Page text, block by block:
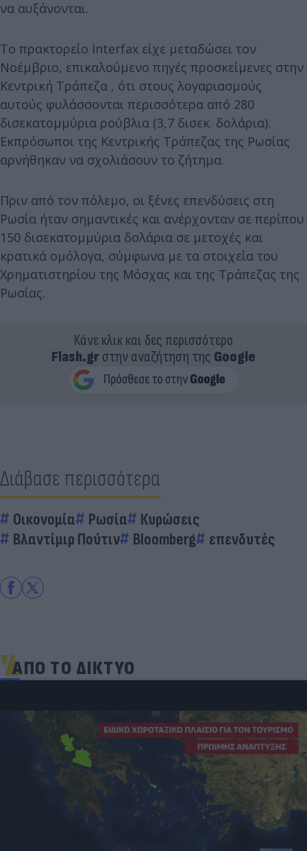
να αυξάνονται.
Το πρακτορείο Interfax είχε μεταδώσει τον
Νοέμβριο, επικαλούμενο πηγές προσκείμενες στην
Κεντρική Τράπεζα , ότι στους λογαριασμούς
αυτούς φυλάσσονται περισσότερα από 280
δισεκατομμύρια ρούβλια (3,7 δισεκ. δολάρια).
Εκπρόσωποι της Κεντρικής Τράπεζας της Ρωσίας
αρνήθηκαν να σχολιάσουν το ζήτημα.
Πριν από τον πόλεμο, οι ξένες επενδύσεις στη
Ρωσία ήταν σημαντικές και ανέρχονταν σε περίπου
150 δισεκατομμύρια δολάρια σε μετοχές και
κρατικά ομόλογα, σύμφωνα με τα στοιχεία του
Χρηματιστηρίου της Μόσχας και της Τράπεζας της
Ρωσίας.
Κάνε κλικ και δες περισσότερο
Flash.grστην αναζήτηση της Google
Διάβασε περισσότερα
Οικονομία Ρωσία
Κυρώσεις
Βλαντίμιρ Πούτιν
Bloomberg επενδυτές
ΑΠΟ ΤΟ ΔΙΚΤΥΟ